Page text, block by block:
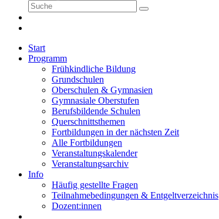
Start
Programm
Frühkindliche Bildung
Grundschulen
Oberschulen & Gymnasien
Gymnasiale Oberstufen
Berufsbildende Schulen
Querschnittsthemen
Fortbildungen in der nächsten Zeit
Alle Fortbildungen
Veranstaltungskalender
Veranstaltungsarchiv
Info
Häufig gestellte Fragen
Teilnahmebedingungen & Entgeltverzeichnis
Dozent:innen